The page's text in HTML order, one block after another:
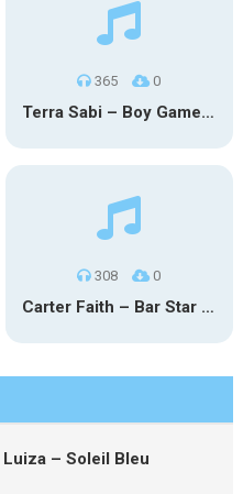
365 0
Terra Sabi – Boy Game X Marcia Cruz
308 0
Carter Faith – Bar Star Vevo
– Soleil Bleu